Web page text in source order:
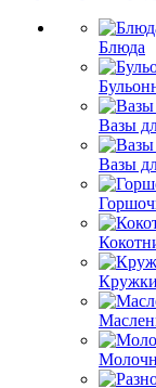
Блюда
Вазы
Вазы
Кружки